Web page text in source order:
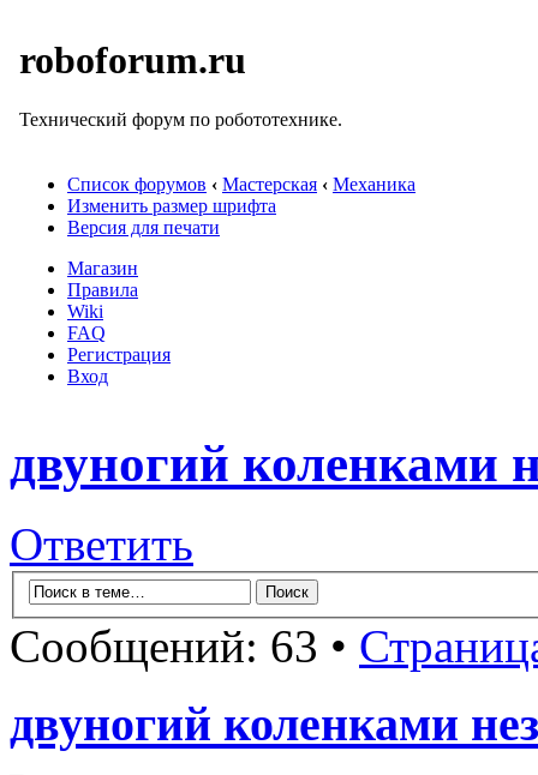
roboforum.ru
Технический форум по робототехнике.
Список форумов ‹ Мастерская ‹ Механика
Изменить размер шрифта
Версия для печати
Магазин
Правила
Wiki
FAQ
Регистрация
Вход
двуногий коленками
Ответить
Сообщений: 63 •
двуногий коленками